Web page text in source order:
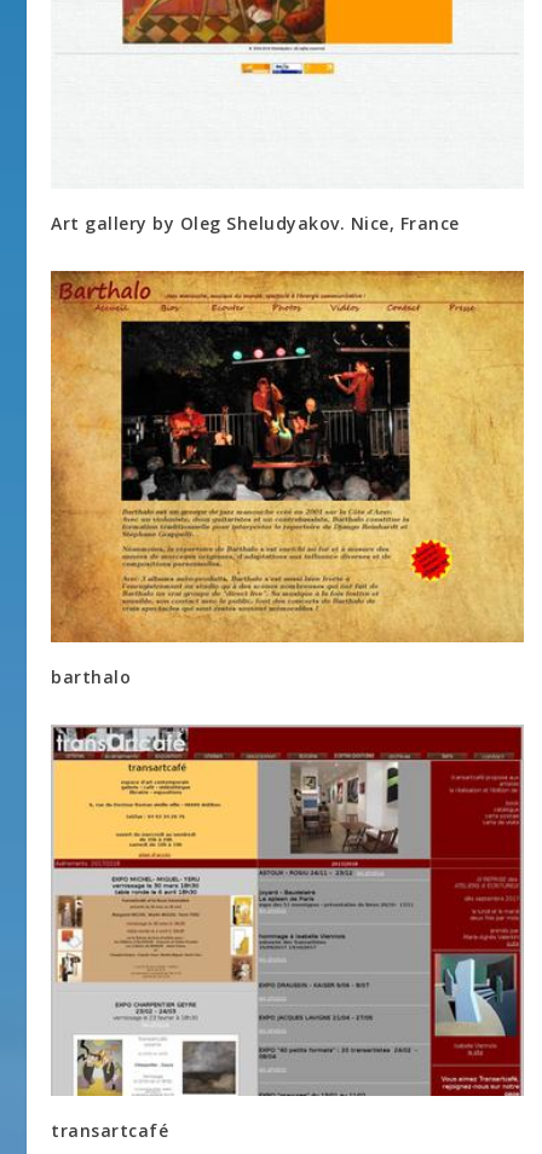
Art gallery by Oleg Sheludyakov. Nice, France
barthalo
transartcafé